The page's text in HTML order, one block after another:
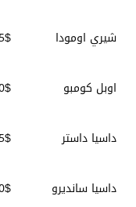
شيري اومودا
اوبل كومبو
داسيا داستر
داسيا سانديرو